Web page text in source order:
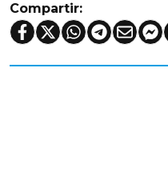
Compartir: